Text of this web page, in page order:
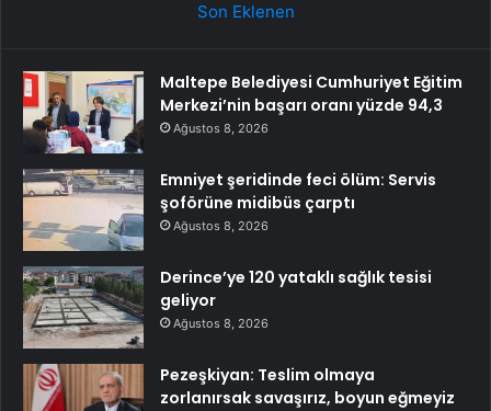
Son Eklenen
Maltepe Belediyesi Cumhuriyet Eğitim
Merkezi’nin başarı oranı yüzde 94,3
Ağustos 8, 2026
Emniyet şeridinde feci ölüm: Servis
şoförüne midibüs çarptı
Ağustos 8, 2026
Derince’ye 120 yataklı sağlık tesisi
geliyor
Ağustos 8, 2026
Pezeşkiyan: Teslim olmaya
zorlanırsak savaşırız, boyun eğmeyiz